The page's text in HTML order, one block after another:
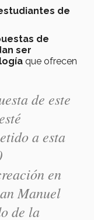
de
de
ser
que ofrecen
de este
a esta
en
Manuel
de la